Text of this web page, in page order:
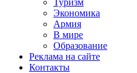
Туризм
Экономика
Армия
В мире
Образование
Реклама на сайте
Контакты